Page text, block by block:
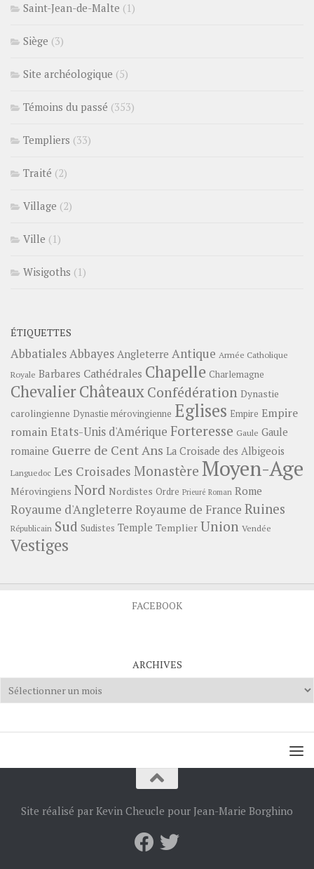
Saint-Jean-de-Malte (1)
Siège (3)
Site archéologique (5)
Témoins du passé (353)
Templiers (33)
Traité (2)
Village (2)
Ville (1)
Wisigoths (1)
ÉTIQUETTES
AbbatialesAbbayes Angleterre Antique Armée Catholique
Royale Barbares Cathédrales Chapelle Charlemagne
ChevalierChâteauxConfédération Dynastie
carolingienne Dynastie mérovingienne Eglises Empire Empire
romainEtats-Unis d'Amérique Forteresse Gaule Gaule
romaine Guerre de Cent Ans La Croisade des Albigeois
Languedoc Les Croisades Monastère Moyen-Age
Mérovingiens Nord Nordistes Ordre Prieuré Roman Rome
Royaume d'Angleterre Royaume de France Ruines
Républicain Sud Sudistes Temple Templier Union Vendée
Vestiges
FACEBOOK
ARCHIVES
Archives
Site réalisé par Kevin Cheucle pour Jean-Marie Borghino